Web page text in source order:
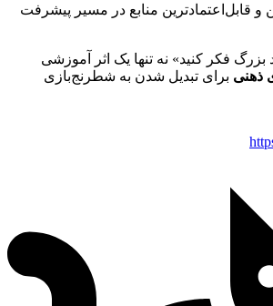
و قابل‌اعتمادترین منابع در مسیر پیشرفت
بزرگ فکر کنید» نه تنها یک اثر آموزشی
ذهنی برای تبدیل شدن به شطرنج‌بازی